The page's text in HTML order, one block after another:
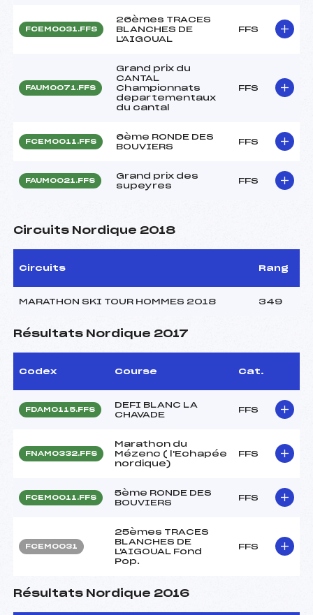
FCEM0031.FFS
26èmes TRACES
BLANCHES DE
L'AIGOUAL
FFS
FAUM0071.FFS
Grand prix du
CANTAL
Championnats
departementaux
du cantal
FFS
FCEM0011.FFS
6ème RONDE DES
BOUVIERS
FFS
FAUM0021.FFS
Grand prix des
supeyres
FFS
Circuits Nordique 2018
Circuits Rang
MARATHON SKI TOUR HOMMES 2018 349
Résultats Nordique 2017
Codex Course Cat.
FDAM0115.FFS
DEFI BLANC LA
CHAVADE
FFS
FNAM0332.FFS
Marathon du
Mézenc ( l'Echapée
nordique)
FFS
FCEM0011.FFS
5ème RONDE DES
BOUVIERS
FFS
FCEM0031
25èmes TRACES
BLANCHES DE
L'AIGOUAL Fond
Pop.
FFS
Résultats Nordique 2016